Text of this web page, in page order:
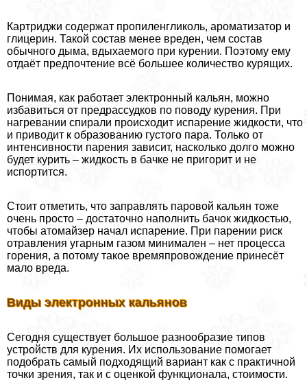
Картриджи содержат пропиленгликоль, ароматизатор и
глицерин. Такой состав менее вреден, чем состав
обычного дыма, вдыхаемого при курении. Поэтому ему
отдаёт предпочтение всё большее количество курящих.
Понимая, как работает электронный кальян, можно
избавиться от предрассудков по поводу курения. При
нагревании спирали происходит испарение жидкости, что
и приводит к образованию густого пара. Только от
интенсивности парения зависит, насколько долго можно
будет курить – жидкость в бачке не пригорит и не
испортится.
Стоит отметить, что заправлять паровой кальян тоже
очень просто – достаточно наполнить бачок жидкостью,
чтобы атомайзер начал испарение. При парении риск
отравления угарным газом минимален – нет процесса
горения, а потому такое времяпровождение принесёт
мало вреда.
Виды электронных кальянов
Сегодня существует большое разнообразие типов
устройств для курения. Их использование помогает
подобрать самый подходящий вариант как с пpaктичной
точки зрения, так и с оценкой функционала, стоимости.